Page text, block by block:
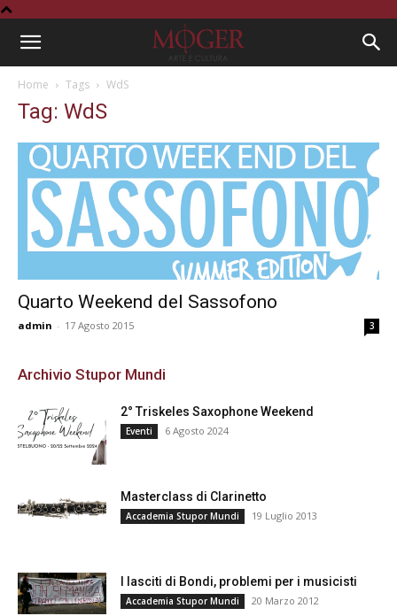
Home Tags WdS
Tag: WdS
Quarto Weekend del Sassofono
admin - 17 Agosto 2015 3
Archivio Stupor Mundi
2° Triskeles Saxophone Weekend
Eventi 6 Agosto 2024
Masterclass di Clarinetto
Accademia Stupor Mundi 19 Luglio 2013
I lasciti di Bondi, problemi per i musicisti
Accademia Stupor Mundi 20 Marzo 2012